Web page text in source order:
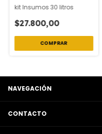
kit Insumos 30 litros
$27.800,00
COMPRAR
NAVEGACIÓN
CONTACTO